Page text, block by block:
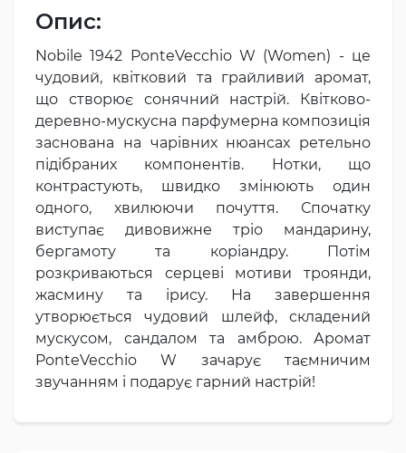
Опис:
Nobile 1942 PonteVecchio W (Women) - це
чудовий, квітковий та грайливий аромат,
що створює сонячний настрій. Квітково-
деревно-мускусна парфумерна композиція
заснована на чарівних нюансах ретельно
підібраних компонентів. Нотки, що
контрастують, швидко змінюють один
одного, хвилюючи почуття. Спочатку
виступає дивовижне тріо мандарину,
бергамоту та коріандру. Потім
розкриваються серцеві мотиви троянди,
жасмину та ірису. На завершення
утворюється чудовий шлейф, складений
мускусом, сандалом та амброю. Аромат
PonteVecchio W зачарує таємничим
звучанням і подарує гарний настрій!